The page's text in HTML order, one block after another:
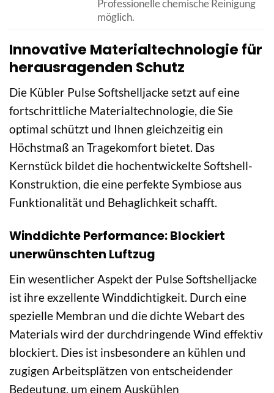
Professionelle chemische Reinigung
möglich.
Innovative Materialtechnologie für
herausragenden Schutz
Die Kübler Pulse Softshelljacke setzt auf eine
fortschrittliche Materialtechnologie, die Sie
optimal schützt und Ihnen gleichzeitig ein
Höchstmaß an Tragekomfort bietet. Das
Kernstück bildet die hochentwickelte Softshell-
Konstruktion, die eine perfekte Symbiose aus
Funktionalität und Behaglichkeit schafft.
Winddichte Performance: Blockiert
unerwünschten Luftzug
Ein wesentlicher Aspekt der Pulse Softshelljacke
ist ihre exzellente Winddichtigkeit. Durch eine
spezielle Membran und die dichte Webart des
Materials wird der durchdringende Wind effektiv
blockiert. Dies ist insbesondere an kühlen und
zugigen Arbeitsplätzen von entscheidender
Bedeutung, um einem Auskühlen